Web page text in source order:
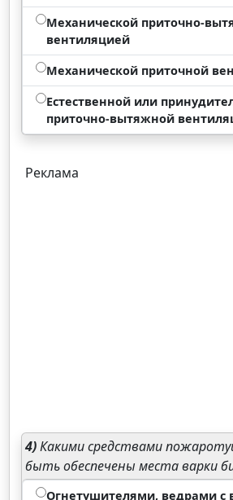
Механической приточно-
вентиляцией
Механической приточной
Естественной или
приточно-вытяжной
Реклама
4)Какими средствами
быть обеспечены места варки
Огнетушителями, ведрами с